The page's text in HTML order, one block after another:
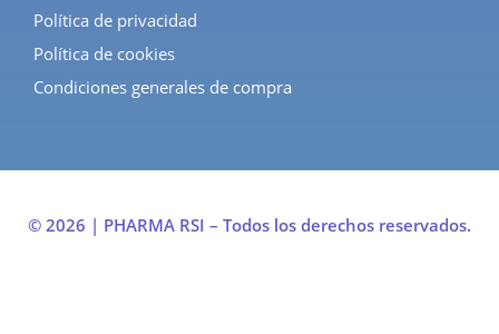
Política de privacidad
Política de cookies
Condiciones generales de compra
© 2026 | PHARMA RSI – Todos los derechos reservados.